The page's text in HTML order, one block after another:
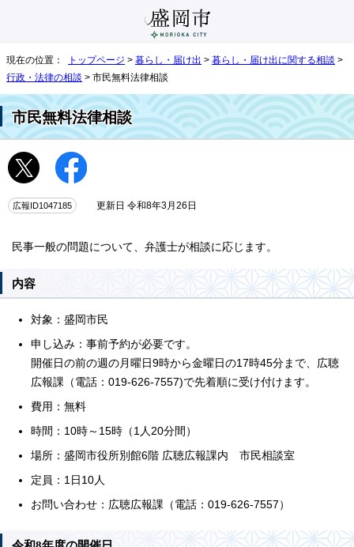
現在の位置： トップページ > 暮らし・届け出 > 暮らし・届け出に関する相談 >
行政・法律の相談 > 市民無料法律相談
市民無料法律相談
広報ID1047185 更新日 令和8年3月26日
民事一般の問題について、弁護士が相談に応じます。
内容
対象：盛岡市民
申し込み：事前予約が必要です。
開催日の前の週の月曜日9時から金曜日の17時45分まで、広聴
広報課（電話：019-626-7557)で先着順に受け付けます。
費用：無料
時間：10時～15時（1人20分間）
場所：盛岡市役所別館6階 広聴広報課内 市民相談室
定員：1日10人
お問い合わせ：広聴広報課（電話：019-626-7557）